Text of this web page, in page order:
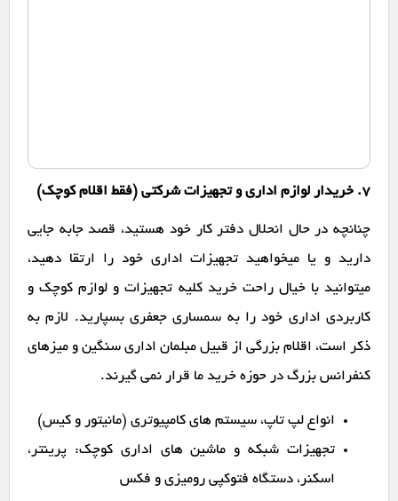
7. خریدار لوازم اداری و تجهیزات شرکتی (فقط اقلام کوچک)
چنانچه در حال انحلال دفتر کار خود هستید، قصد جابه جایی
دارید و یا میخواهید تجهیزات اداری خود را ارتقا دهید،
میتوانید با خیال راحت خرید کلیه تجهیزات و لوازم کوچک و
کاربردی اداری خود را به سمساری جعفری بسپارید. لازم به
ذکر است، اقلام بزرگی از قبیل مبلمان اداری سنگین و میزهای
کنفرانس بزرگ در حوزه خرید ما قرار نمی گیرند.
انواع لپ تاپ، سیستم های کامپیوتری (مانیتور و کیس)
تجهیزات شبکه و ماشین های اداری کوچک: پرینتر،
اسکنر، دستگاه فتوکپی رومیزی و فکس